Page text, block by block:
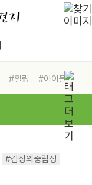
#힐링
#아이들
#감정의중립성